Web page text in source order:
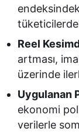
Reel
artması,
üzerinde
Uygulanan
ekonomi
verilerle